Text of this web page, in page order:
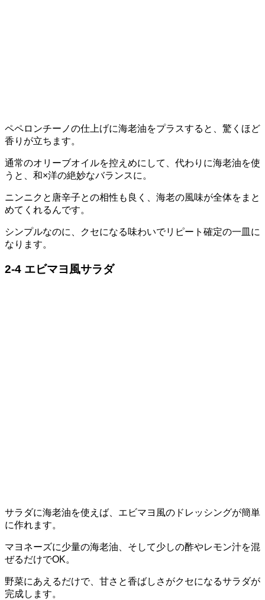
ペペロンチーノの仕上げに海老油をプラスすると、驚くほど
香りが立ちます。
通常のオリーブオイルを控えめにして、代わりに海老油を使
うと、和×洋の絶妙なバランスに。
ニンニクと唐辛子との相性も良く、海老の風味が全体をまと
めてくれるんです。
シンプルなのに、クセになる味わいでリピート確定の一皿に
なります。
2-4 エビマヨ風サラダ
サラダに海老油を使えば、エビマヨ風のドレッシングが簡単
に作れます。
マヨネーズに少量の海老油、そして少しの酢やレモン汁を混
ぜるだけでOK。
野菜にあえるだけで、甘さと香ばしさがクセになるサラダが
完成します。